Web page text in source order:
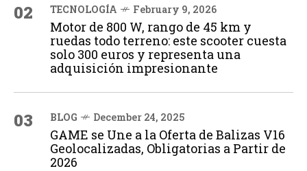
02 TECNOLOGÍA February 9, 2026
Motor de 800 W, rango de 45 km y
ruedas todo terreno: este scooter cuesta
solo 300 euros y representa una
adquisición impresionante
03 BLOG December 24, 2025
GAME se Une a la Oferta de Balizas V16
Geolocalizadas, Obligatorias a Partir de
2026